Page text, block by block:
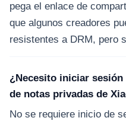
pega el enlace de
que algunos creadores
resistentes a DRM, pero
¿Necesito iniciar
de notas privadas de
No se requiere inicio de